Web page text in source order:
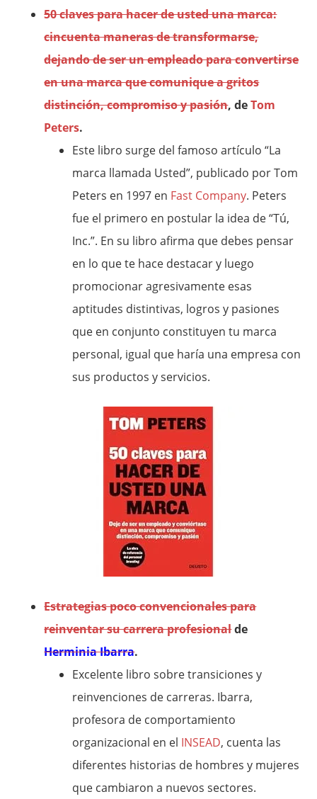
50 claves para hacer de usted una marca:
cincuenta maneras de transformarse,
dejando de ser un empleado para convertirse
en una marca que comunique a gritos
distinción, compromiso y pasión, deTom
Peters.
Este libro surge del famoso artículo “La
marca llamada Usted”, publicado por Tom
Peters en 1997 en Fast Company. Peters
fue el primero en postular la idea de “Tú,
Inc.”. En su libro afirma que debes pensar
en lo que te hace destacar y luego
promocionar agresivamente esas
aptitudes distintivas, logros y pasiones
que en conjunto constituyen tu marca
personal, igual que haría una empresa con
sus productos y servicios.
Estrategias poco convencionales para
reinventar su carrera profesionalde
Herminia Ibarra.
Excelente libro sobre transiciones y
reinvenciones de carreras. Ibarra,
profesora de comportamiento
organizacional en el INSEAD, cuenta las
diferentes historias de hombres y mujeres
que cambiaron a nuevos sectores.